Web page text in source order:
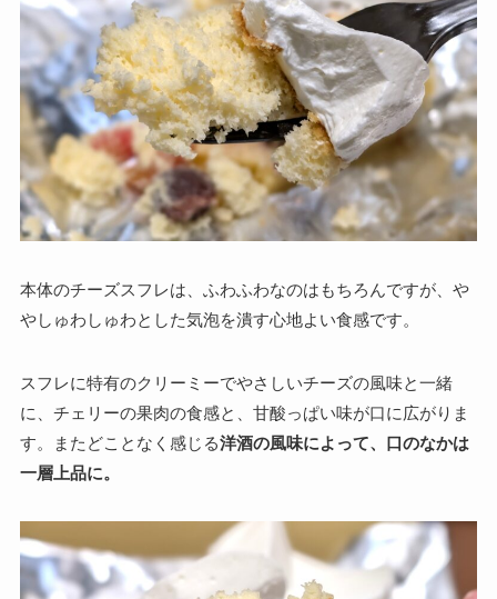
本体のチーズスフレは、ふわふわなのはもちろんですが、や
やしゅわしゅわとした気泡を潰す心地よい食感です。
スフレに特有のクリーミーでやさしいチーズの風味と一緒
に、チェリーの果肉の食感と、甘酸っぱい味が口に広がりま
す。またどことなく感じる洋酒の風味によって、口のなかは
一層上品に。